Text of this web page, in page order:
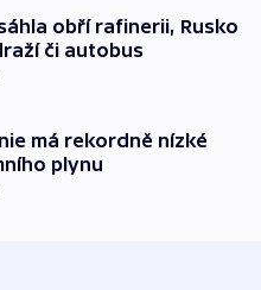
obří rafinerii, Rusko
či autobus
má rekordně nízké
plynu